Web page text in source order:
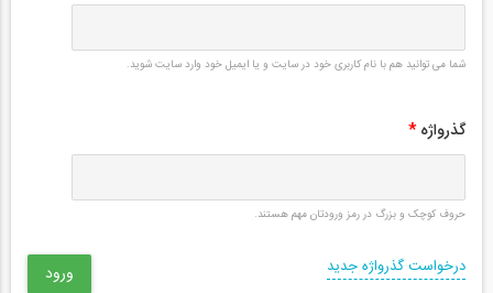
شما می توانید هم با نام کاربری خود در سایت و یا ایمیل خود وارد سایت شوید.
گذرواژه *
حروف کوچک و بزرگ در رمز ورودتان مهم هستند.
درخواست گذرواژه جدید